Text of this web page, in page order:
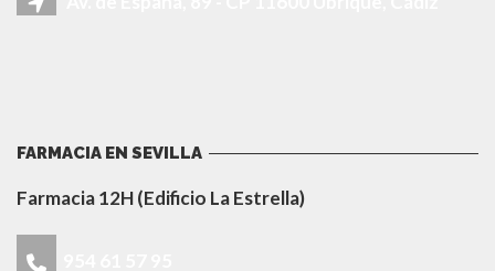
FARMACIA EN SEVILLA
Farmacia 12H (Edificio La Estrella)